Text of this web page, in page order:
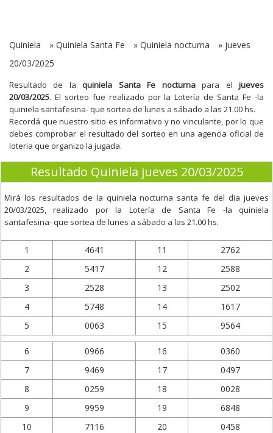
Quiniela » Quiniela Santa Fe » Quiniela nocturna » jueves
20/03/2025
Resultado de la quiniela Santa Fe nocturnapara eljueves
20/03/2025. El sorteo fue realizado por la Lotería de Santa Fe -la
quiniela santafesina- que sortea de lunes a sábado a las 21.00 hs.
Recordá que nuestro sitio es informativo y no vinculante, por lo que
debes comprobar el resultado del sorteo en una agencia oficial de
loteria que organizo la jugada.
Resultado Quiniela jueves 20/03/2025
Mirá los resultados de la quiniela nocturna santa fe del dia jueves
20/03/2025, realizado por la Lotería de Santa Fe -la quiniela
santafesina- que sortea de lunes a sábado a las 21.00 hs.
1 4641 11
2762
2
5417 12
2588
3
2528 13
2502
4
5748 14
1617
5
0063 15 9564
6 0966 16
0360
7
9469 17
0497
8
0259 18
0028
9
9959 19
6848
10
7116 20 0458